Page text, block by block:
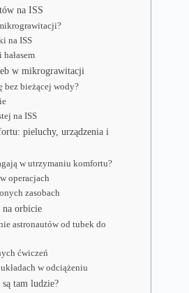
na ISS
na ISS
w mikrograwitacji
bez bieżącej wody?
na ISS
pieluchy, urządzenia i
w utrzymaniu komfortu?
operacjach
zasobach
na orbicie
astronautów od tubek do
ćwiczeń
w odciążeniu
tam ludzie?